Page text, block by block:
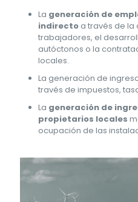
La generación de
indirecto a través de
trabajadores, el
autóctonos o la
locales.
La generación de
través de impuestos,
La generación de
propietarios locales
ocupación de las